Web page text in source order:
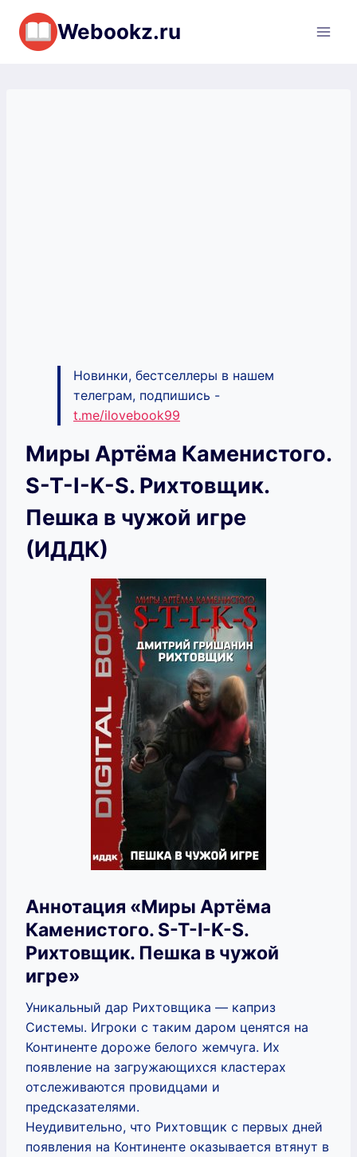
Перейти
содержимому
Webookz.ru
Новинки, бестселлеры в нашем
телеграм, подпишись -
t.me/ilovebook99
Миры Артёма Каменистого.
S-T-I-K-S. Рихтовщик.
Пешка в чужой игре
(ИДДК)
Аннотация «Миры Артёма
Каменистого. S-T-I-K-S.
Рихтовщик. Пешка в чужой
игре»
Уникальный дар Рихтовщика — каприз
Системы. Игроки с таким даром ценятся на
Континенте дороже белого жемчуга. Их
появление на загружающихся кластерах
отслеживаются провидцами и
предсказателями.
Неудивительно, что Рихтовщик с первых дней
появления на Континенте оказывается втянут в